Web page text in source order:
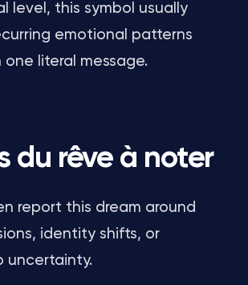
level, this symbol usually
emotional patterns
literal message.
du rêve à noter
report this dream around
identity shifts, or
uncertainty.